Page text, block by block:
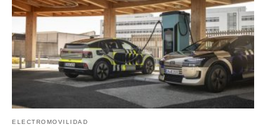
ELECTROMOVILIDAD